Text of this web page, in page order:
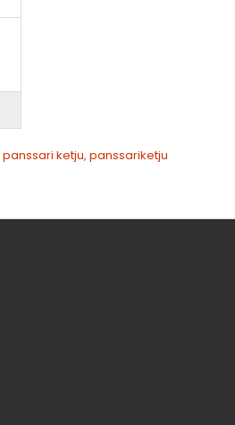
panssari ketju, panssariketju